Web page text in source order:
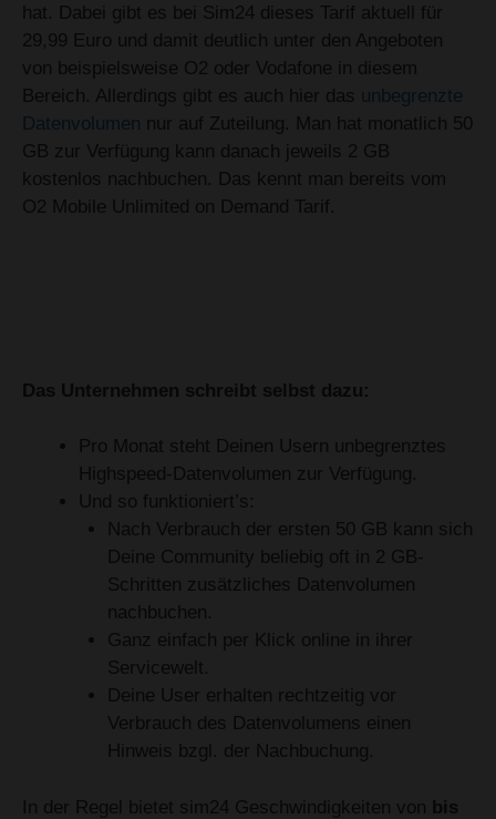
hat. Dabei gibt es bei Sim24 dieses Tarif aktuell für
29,99 Euro und damit deutlich unter den Angeboten
von beispielsweise O2 oder Vodafone in diesem
Bereich. Allerdings gibt es auch hier das unbegrenzte
Datenvolumen nur auf Zuteilung. Man hat monatlich 50
GB zur Verfügung kann danach jeweils 2 GB
kostenlos nachbuchen. Das kennt man bereits vom
O2 Mobile Unlimited on Demand Tarif.
Das Unternehmen schreibt selbst dazu:
Pro Monat steht Deinen Usern unbegrenztes
Highspeed-Datenvolumen zur Verfügung.
Und so funktioniert’s:
Nach Verbrauch der ersten 50 GB kann sich
Deine Community beliebig oft in 2 GB-
Schritten zusätzliches Datenvolumen
nachbuchen.
Ganz einfach per Klick online in ihrer
Servicewelt.
Deine User erhalten rechtzeitig vor
Verbrauch des Datenvolumens einen
Hinweis bzgl. der Nachbuchung.
In der Regel bietet sim24 Geschwindigkeiten von bis